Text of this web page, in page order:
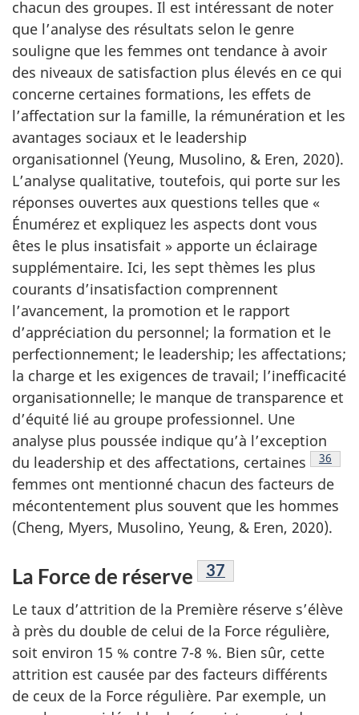
chacun des groupes. Il est intéressant de noter
que l’analyse des résultats selon le genre
souligne que les femmes ont tendance à avoir
des niveaux de satisfaction plus élevés en ce qui
concerne certaines formations, les effets de
l’affectation sur la famille, la rémunération et les
avantages sociaux et le leadership
organisationnel (Yeung, Musolino, & Eren, 2020).
L’analyse qualitative, toutefois, qui porte sur les
réponses ouvertes aux questions telles que «
Énumérez et expliquez les aspects dont vous
êtes le plus insa­tisfait » apporte un éclairage
supplémentaire. Ici, les sept thèmes les plus
courants d’insatisfaction comprennent
l’avancement, la promotion et le rapport
d’appréciation du personnel; la forma­tion et le
perfectionnement; le leadership; les affectations;
la charge et les exigences de travail; l’inefficacité
organisationnelle; le manque de transparence et
d’équité lié au groupe profession­nel. Une
analyse plus poussée indique qu’à l’exception
du lea­dership et des affectations, certaines
36
femmes ont mentionné chacun des facteurs de
mécontentement plus souvent que les hommes
(Cheng, Myers, Musolino, Yeung, & Eren, 2020).
La Force de réserve Footnote
37
Le taux d’attrition de la Première réserve s’élève
à près du double de celui de la Force régulière,
soit environ 15 % contre 7-8 %. Bien sûr, cette
attrition est causée par des facteurs différents
de ceux de la Force régulière. Par exemple, un